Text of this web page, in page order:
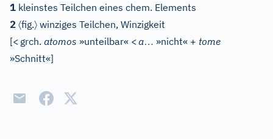
1 kleinstes Teilchen eines chem. Elements
2 〈fig.〉 winziges Teilchen, Winzigkeit
[< grch. atomos »unteilbar« <a… »nicht« + tome
»Schnitt«]